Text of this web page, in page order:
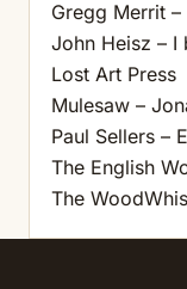
Gregg Merrit –
John Heisz – I
Lost Art Press
Mulesaw –
Paul Sellers –
The English
The